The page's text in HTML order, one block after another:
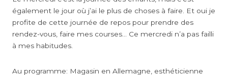
également le jour où j’ai le plus de choses à faire. Et oui je
profite de cette journée de repos pour prendre des
rendez-vous, faire mes courses… Ce mercredi n’a pas failli
à mes habitudes.
Au programme: Magasin en Allemagne, esthéticienne